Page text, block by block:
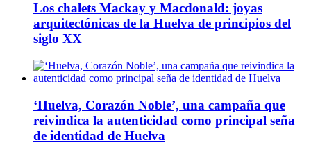
Los chalets Mackay y Macdonald: joyas
arquitectónicas de la Huelva de principios del
siglo XX
‘Huelva, Corazón Noble’, una campaña que
reivindica la autenticidad como principal seña
de identidad de Huelva